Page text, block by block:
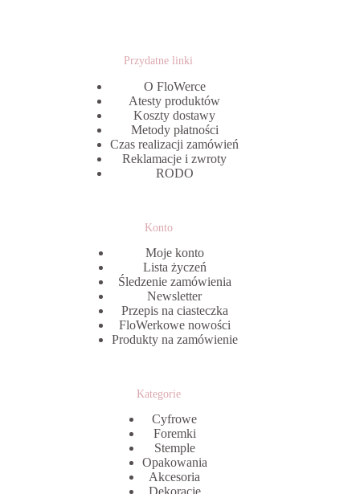
Przydatne linki
O FloWerce
Atesty produktów
Koszty dostawy
Metody płatności
Czas realizacji zamówień
Reklamacje i zwroty
RODO
Konto
Moje konto
Lista życzeń
Śledzenie zamówienia
Newsletter
Przepis na ciasteczka
FloWerkowe nowości
Produkty na zamówienie
Kategorie
Cyfrowe
Foremki
Stemple
Opakowania
Akcesoria
Dekoracje